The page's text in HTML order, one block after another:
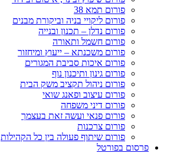
פורום תמא 38
פורום ליקויי בניה וביקורת מבנים
פורום נדלן – תכנון ובנייה
פורום חשמל ותאורה
פורום משכנתא – ייעוץ ומיחזור
פורום איכות סביבת המגורים
פורום גינון ותיכנון נוף
פורום ניהול תקציב משק הבית
פורום עיצוב ופאנג שואי
פורום דיני משפחה
פורום פנאי ועשה זאת בעצמך
פורום צרכנות
פורום שיתוף פעולה בין כל הקהילות
פרסום בפורטל